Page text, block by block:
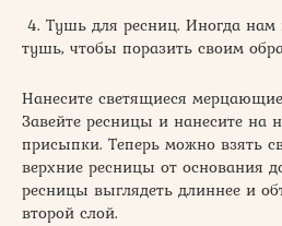
4. Тушь для ресниц. Иногда
тушь, чтобы поразить своим
Нанесите светящиеся
Завейте ресницы и нанесите на
присыпки. Теперь можно взять
верхние ресницы от основания
ресницы выглядеть длиннее и
второй слой.